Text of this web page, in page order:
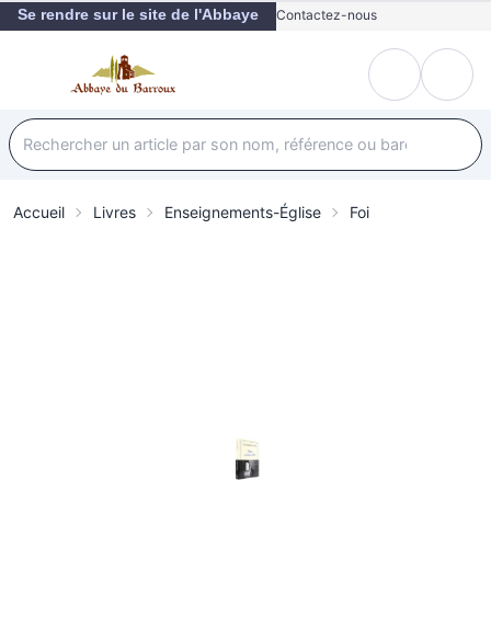
Se rendre sur le site de l'Abbaye Contactez-nous
Accueil Livres Enseignements-Église Foi